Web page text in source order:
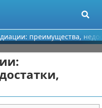
преимущества,